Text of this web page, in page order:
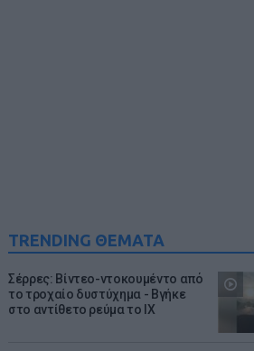
TRENDING ΘΕΜΑΤΑ
Σέρρες: Βίντεο-ντοκουμέντο από
το τροχαίο δυστύχημα - Βγήκε
στο αντίθετο ρεύμα το ΙΧ